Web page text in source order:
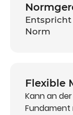
Entspricht
Norm
Flexible
Kann an